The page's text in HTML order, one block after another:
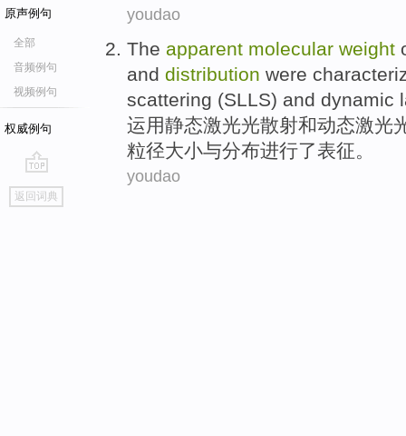
原声例句
全部
音频例句
视频例句
权威例句
go
top
返回词典
youdao
The apparent molecular weight
and distribution were
scattering (SLLS) and dynamic
运用静态激光光散射和动态激光
粒径大小与分布进行了表征。
youdao